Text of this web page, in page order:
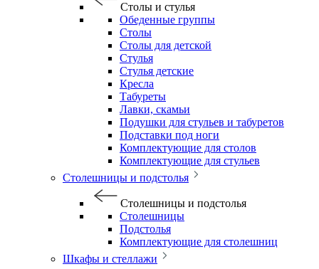
Столы и стулья
Обеденные группы
Столы
Столы для детской
Стулья
Стулья детские
Кресла
Табуреты
Лавки, скамьи
Подушки для стульев и табуретов
Подставки под ноги
Комплектующие для столов
Комплектующие для стульев
Столешницы и подстолья
Столешницы и подстолья
Столешницы
Подстолья
Комплектующие для столешниц
Шкафы и стеллажи